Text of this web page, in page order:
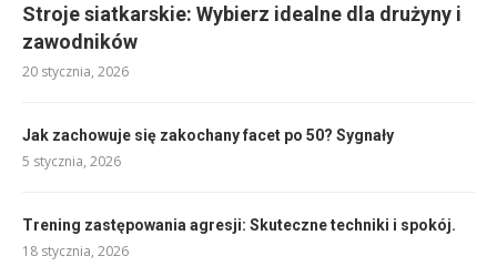
Stroje siatkarskie: Wybierz idealne dla drużyny i
zawodników
20 stycznia, 2026
Jak zachowuje się zakochany facet po 50? Sygnały
5 stycznia, 2026
Trening zastępowania agresji: Skuteczne techniki i spokój.
18 stycznia, 2026